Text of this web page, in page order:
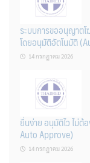
ระบบการขออนุญาต
โดยอนุมัติอัตโนมัติ
14 กรกฎาคม 2026
ยื่นง่าย อนุมัติไว ไม่
Auto Approve)
14 กรกฎาคม 2026